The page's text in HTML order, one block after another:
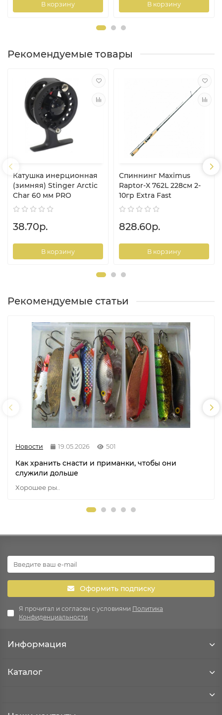
В корзину В корзину
Рекомендуемые товары
Катушка инерционная
(зимняя) Stinger Arctic
Char 60 мм PRO
38.70р.
В корзину
Спиннинг Maximus
Raptor-X 762L 228см 2-
10гр Extra Fast
828.60р.
В корзину
Рекомендуемые статьи
Новости 19.05.2026 501
Как хранить снасти и приманки, чтобы они
служили дольше
Хорошее ры..
Оформить подписку
Я прочитал и согласен с условиями Политика
Конфиденциальности
Информация
Каталог